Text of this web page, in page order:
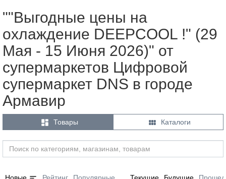
""Выгодные цены на
охлаждение DEEPCOOL !" (29
Мая - 15 Июня 2026)" от
супермаркетов Цифровой
супермаркет DNS в городе
Армавир
 Товары  Каталоги